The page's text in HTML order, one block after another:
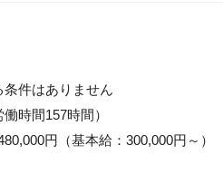
件はありません
時間157時間）
円（基本給：300,000円～）